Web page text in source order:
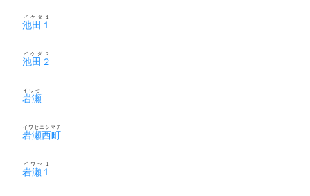
池田１
イケダ１
池田２
イケダ２
岩瀬
イワセ
岩瀬西町
イワセニシマチ
岩瀬１
イワセ１